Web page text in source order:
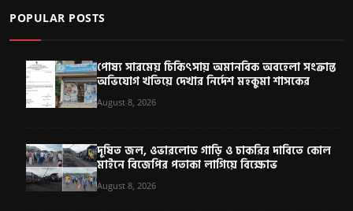
POPULAR POSTS
পোষ্য সারমেয় চিকিৎসায় অমানবিক অবহেলা সংক্রান্ত
অভিযোগ খতিয়ে দেখার নির্দেশ মহকুমা শাসকের
August 8, 2026
দূষিত জল, ওভারলোড গাড়ি ও চাকরির দাবিতে কোল
মাইনে বিজেপির পতাকা লাগিয়ে বিক্ষোভ
August 8, 2026